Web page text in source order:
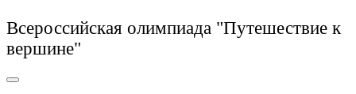
Всероссийская олимпиада "Путешествие к
вершине"